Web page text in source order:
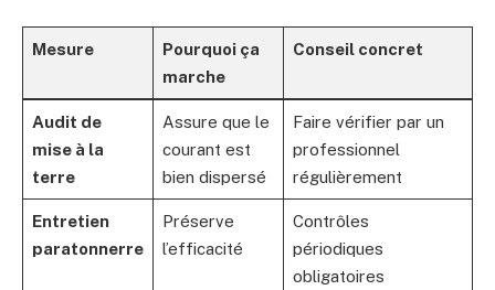
Mesure
Pourquoi ça
marche
Conseil concret
Audit de
mise à la
terre
Assure que le
courant est
bien dispersé
Faire vérifier par un
professionnel
régulièrement
Entretien
paratonnerre
Préserve
l’efficacité
Contrôles
périodiques
obligatoires